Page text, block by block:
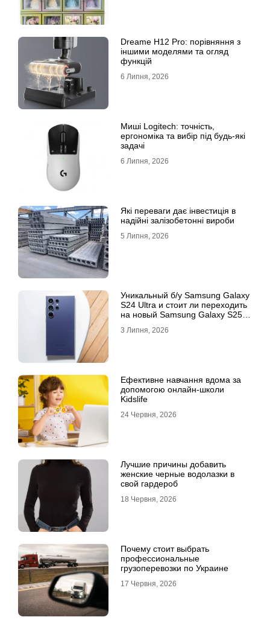
Dreame H12 Pro: порівняння з
іншими моделями та огляд
функцій
6 Липня, 2026
Миші Logitech: точність,
ергономіка та вибір під будь-які
задачі
6 Липня, 2026
Які переваги дає інвестиція в
надійні залізобетонні вироби
5 Липня, 2026
Уникальный б/у Samsung Galaxy
S24 Ultra и стоит ли переходить
на новый Samsung Galaxy S25
3 Липня, 2026
Ефективне навчання вдома за
допомогою онлайн-школи
Kidslife
24 Червня, 2026
Лучшие причины добавить
женские черные водолазки в
свой гардероб
18 Червня, 2026
Почему стоит выбрать
профессиональные
грузоперевозки по Украине
17 Червня, 2026